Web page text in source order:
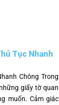
Tục Nhanh
Chóng Trong
giấy tờ quan
muốn. Cảm giác